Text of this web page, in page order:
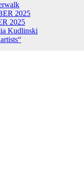
2025
2025
Kudlinski